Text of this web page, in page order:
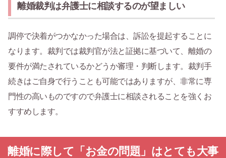
離婚裁判は弁護士に相談するのが望ましい
調停で決着がつかなかった場合は、訴訟を提起することに
なります。裁判では裁判官が法と証拠に基づいて、離婚の
要件が満たされているかどうか審理・判断します。裁判手
続きはご自身で行うことも可能ではありますが、非常に専
門性の高いものですので弁護士に相談されることを強くお
すすめします。
離婚に際して「お金の問題」はとても大事